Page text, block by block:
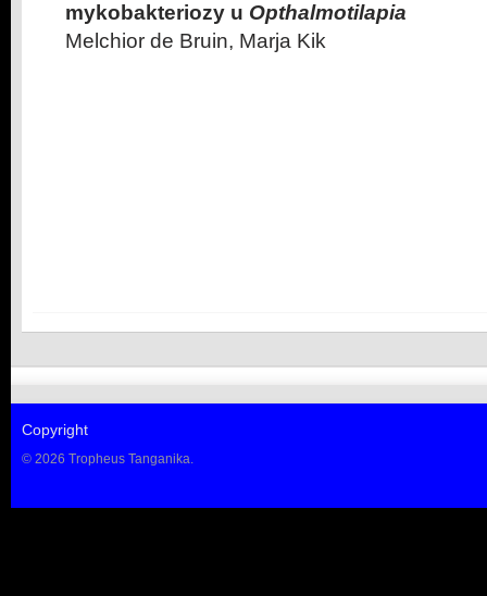
mykobakteriozy u
Melchior de Bruin, Marja Kik
Copyright
© 2026 Tropheus Tanganika.